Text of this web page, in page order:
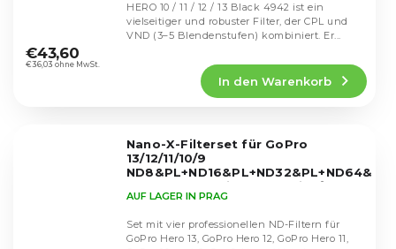
durchschnittliche
Produktbewertung
€36,03 ohne MwSt.
€43,60
In den Warenkorb
HERO 10 / 11 / 12 / 13 Black 4942 ist ein
vielseitiger und robuster Filter, der CPL und
VND (3–5 Blendenstufen) kombiniert. Er...
Nano-X-Filterset für GoPro
13/12/11/10/9
ND8&PL+ND16&PL+ND32&PL+ND64&PL,
Prémiová řada filtrů pro
GoPro Hero
AUF LAGER IN PRAG
Set mit vier professionellen ND-Filtern für
GoPro Hero 13, GoPro Hero 12, GoPro Hero 11,